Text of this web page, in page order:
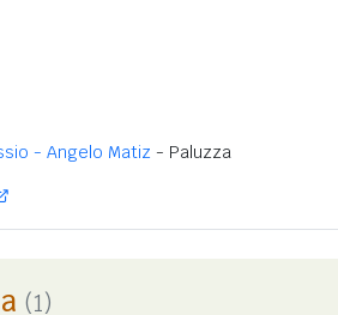
- Angelo Matiz - Paluzza
(1)